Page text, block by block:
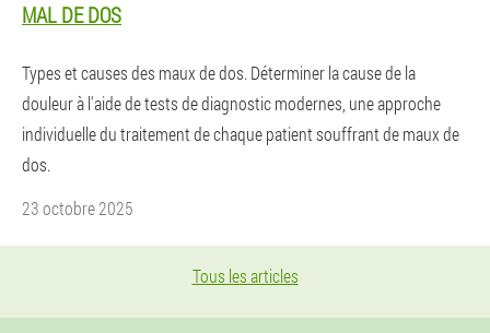
MAL DE DOS
Types et causes des maux de dos. Déterminer la cause de la
douleur à l'aide de tests de diagnostic modernes, une approche
individuelle du traitement de chaque patient souffrant de maux de
dos.
23 octobre 2025
Tous les articles